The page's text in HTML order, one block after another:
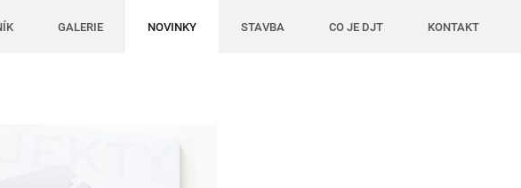
GALERIE NOVINKY STAVBA CO JE DJT KONTAKT